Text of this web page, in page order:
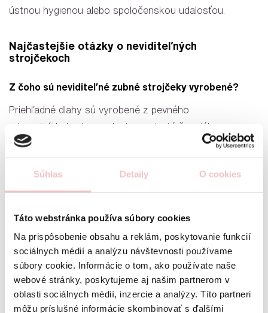
Súhlas Detaily O cookies
Táto webstránka používa súbory cookies
Na prispôsobenie obsahu a reklám, poskytovanie funkcií
sociálnych médií a analýzu návštevnosti používame
súbory cookie. Informácie o tom, ako používate naše
webové stránky, poskytujeme aj našim partnerom v
oblasti sociálnych médií, inzercie a analýzy. Títo partneri
môžu príslušné informácie skombinovať s ďalšími
ústnou hygienou alebo spoločenskou udalosťou.
Najčastejšie otázky o neviditeľných
strojčekoch
Z čoho sú neviditeľné zubné strojčeky vyrobené?
Priehľadné dlahy sú vyrobené z pevného
zdravotníckeho termoplastu, vyvinuté špeciálne pre
systém Invisalign. Strojčeky alebo aj tzv. dlahy sú
každému pacientovi vyrábané na mieru, ktoré priliehajú
k zubom. Sú preto pohodlné a takmer neviditeľné.
strojčekom?
dostane set dláh, ktoré si doma po 7-14 dňoch vymieňa
za nové. K dispozícii máme aj inovatívnu aplikáciu Dental
Monitoring, vďaka ktorému vieme sledovať priebeh vašej